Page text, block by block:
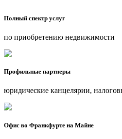
Полный спектр услуг
по приобретению недвижимости
Профильные партнеры
юридические канцелярии,
Офис во Франкфурте на Майне